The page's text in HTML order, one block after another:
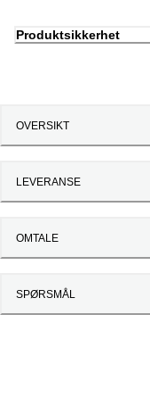
Produktsikkerhet
OVERSIKT
LEVERANSE
OMTALE
SPØRSMÅL